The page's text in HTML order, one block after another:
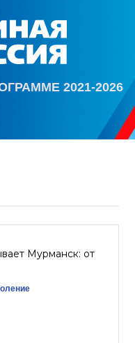
2021-2026
Мурманск: от